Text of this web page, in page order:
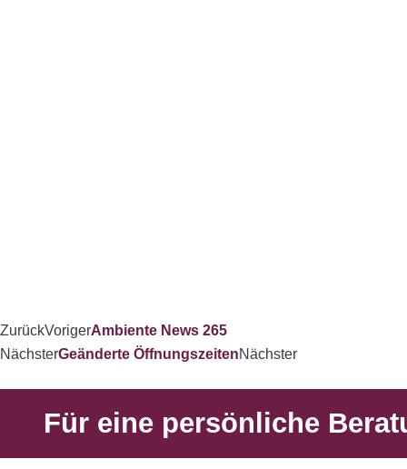
ZurückVorigerAmbiente News 265
NächsterGeänderte ÖffnungszeitenNächster
Für eine persönliche